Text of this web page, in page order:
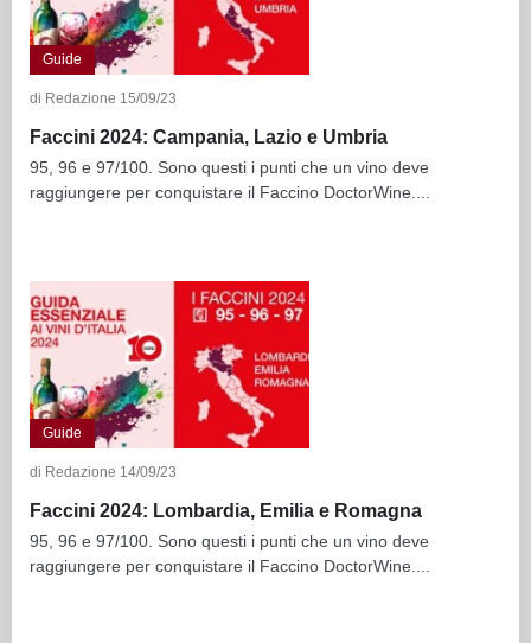
Guide
di Redazione 15/09/23
Faccini 2024: Campania, Lazio e Umbria
95, 96 e 97/100. Sono questi i punti che un vino deve
raggiungere per conquistare il Faccino DoctorWine....
Guide
di Redazione 14/09/23
Faccini 2024: Lombardia, Emilia e Romagna
95, 96 e 97/100. Sono questi i punti che un vino deve
raggiungere per conquistare il Faccino DoctorWine....